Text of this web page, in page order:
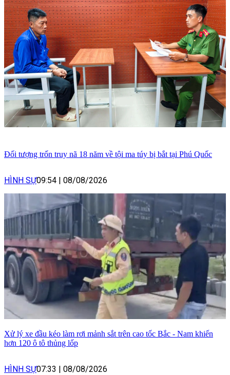
Đối tượng trốn truy nã 18 năm về tội ma túy bị bắt tại Phú Quốc
HÌNH SỰ09:54 | 08/08/2026
Xử lý xe đầu kéo làm rơi mảnh sắt trên cao tốc Bắc - Nam khiến
hơn 120 ô tô thủng lốp
HÌNH SỰ07:33 08/08/2026